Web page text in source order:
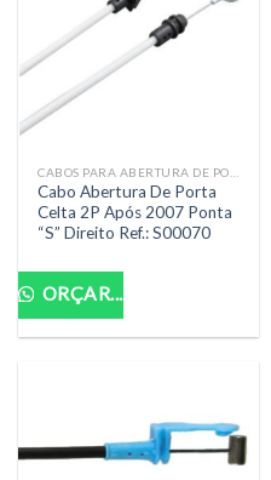
Cabo Abertura De Porta
Celta 2P Após 2007 Ponta
“S” Direito Ref.: S00070
ORÇAR...